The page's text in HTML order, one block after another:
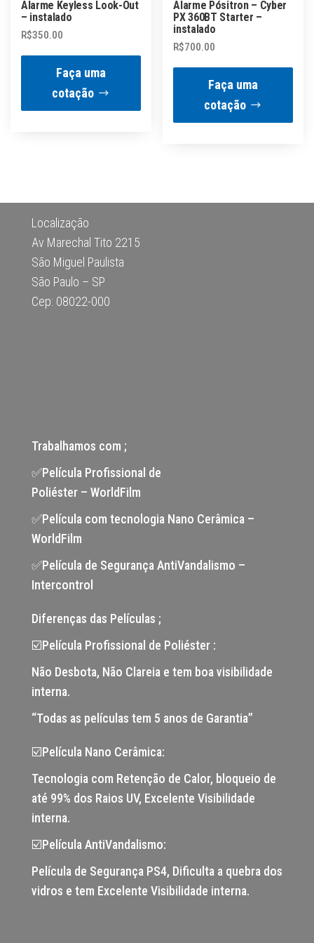
Alarme Keyless Look-Out
– instalado
R$350.00
Faça uma
cotação
Alarme Pósitron – Cyber
PX 360BT Starter –
instalado
R$700.00
Faça uma
cotação
Localização
Av Marechal Tito 2215
São Miguel Paulista
São Paulo – SP
Cep: 08022-000
Trabalhamos com ;
✅Película Profissional de
Poliéster – WorldFilm
✅Película com tecnologia Nano Cerâmica –
WorldFilm
✅Película de Segurança AntiVandalismo –
Intercontrol
Diferenças das Películas ;
☑️Película Profissional de Poliéster :
Não Desbota, Não Clareia e tem boa visibilidade
interna.
“Todas as películas tem 5 anos de Garantia”
☑️Película Nano Cerâmica:
Tecnologia com Retenção de Calor, bloqueio de
até 99% dos Raios UV, Excelente Visibilidade
interna.
☑️Película AntiVandalismo:
Película de Segurança PS4, Dificulta a quebra dos
vidros e tem Excelente Visibilidade interna.